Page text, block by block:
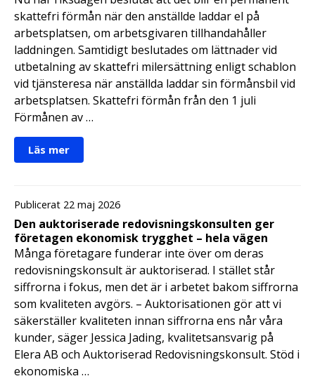
skattefri förmån när den anställde laddar el på
arbetsplatsen, om arbetsgivaren tillhandahåller
laddningen. Samtidigt beslutades om lättnader vid
utbetalning av skattefri milersättning enligt schablon
vid tjänsteresa när anställda laddar sin förmånsbil vid
arbetsplatsen. Skattefri förmån från den 1 juli
Förmånen av …
Läs mer
Publicerat 22 maj 2026
Den auktoriserade redovisningskonsulten ger
företagen ekonomisk trygghet – hela vägen
Många företagare funderar inte över om deras
redovisningskonsult är auktoriserad. I stället står
siffrorna i fokus, men det är i arbetet bakom siffrorna
som kvaliteten avgörs. – Auktorisationen gör att vi
säkerställer kvaliteten innan siffrorna ens når våra
kunder, säger Jessica Jading, kvalitetsansvarig på
Elera AB och Auktoriserad Redovisningskonsult. Stöd i
ekonomiska …